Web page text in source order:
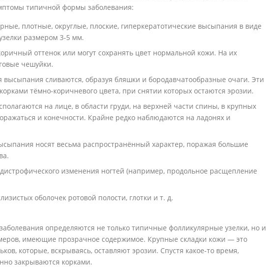
типичной формы заболевания:
плотные, округлые, плоские, гиперкератотические высыпания в виде
размером 3-5 мм.
оттенок или могут сохранять цвет нормальной кожи. На их
чешуйки.
высыпания сливаются, образуя бляшки и бородавчатообразные очаги. Эти
тёмно-коричневого цвета, при снятии которых остаются эрозии.
на лице, в области груди, на верхней части спины, в крупных
и конечности. Крайне редко наблюдаются на ладонях и
носят весьма распространённый характер, поражая большие
изменения ногтей (например, продольное расщепление
оболочек ротовой полости, глотки и т. д.
определяются не только типичные фолликулярные узелки, но и
имеющие прозрачное содержимое. Крупные складки кожи — это
которые, вскрываясь, оставляют эрозии. Спустя какое-то время,
закрываются корками.